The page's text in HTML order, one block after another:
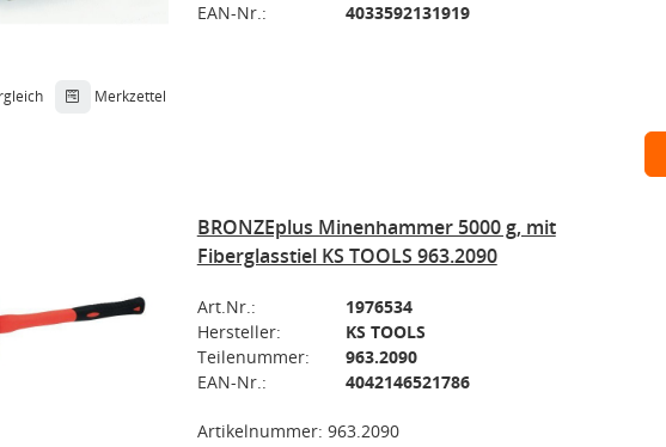
Merkzettel
EAN-Nr.:
4033592131919
BRONZEplus Minenhammer 5000 g, mit
Fiberglasstiel KS TOOLS 963.2090
Art.Nr.:
1976534
Hersteller:
KS TOOLS
Teilenummer:
963.2090
EAN-Nr.:
4042146521786
Artikelnummer: 963.2090